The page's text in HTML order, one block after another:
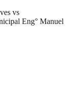
vs
Eng° Manuel